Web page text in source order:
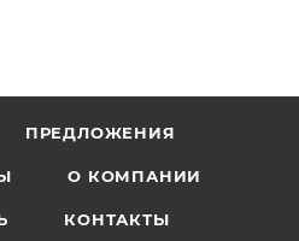
ПРЕДЛОЖЕНИЯ
О КОМПАНИИ
КОНТАКТЫ